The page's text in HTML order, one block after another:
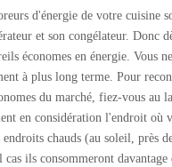
d'énergie de votre cuisine
et son congélateur. Donc
économes en énergie. Vous
à plus long terme. Pour
du marché, fiez-vous au
en considération l'endroit où
chauds (au soleil, près
ils consommeront davantage